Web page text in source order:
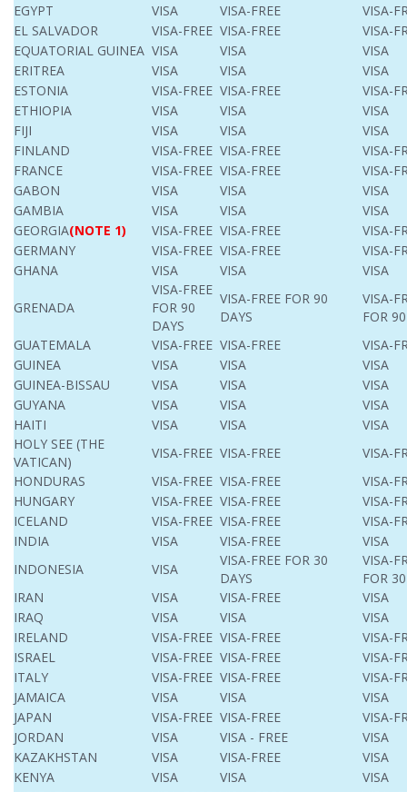
EGYPT
VISA VISA-FREE
VISA-
EL SALVADOR
VISA-FREE VISA-FREE
VISA-
EQUATORIAL GUINEA VISA VISA
VISA
ERITREA
VISA VISA
VISA
ESTONIA
VISA-FREE VISA-FREE
VISA-
ETHIOPIA
VISA VISA
VISA
FIJI
VISA VISA
VISA
FINLAND
VISA-FREE VISA-FREE
VISA-
FRANCE
VISA-FREE VISA-FREE
VISA-
GABON
VISA VISA
VISA
GAMBIA
VISA VISA
VISA
GEORGIA(NOTE 1) VISA-FREE VISA-FREE
VISA-
GERMANY
VISA-FREE VISA-FREE
VISA-
GHANA
VISA VISA VISA
GRENADA
VISA-FREE
FOR 90
DAYS
VISA-FREE FOR 90
DAYS
VISA-
FOR
GUATEMALA
VISA-FREE VISA-FREE
VISA-
GUINEA
VISA VISA
VISA
GUINEA-BISSAU
VISA VISA
VISA
GUYANA
VISA VISA
VISA
HAITI
VISA VISA
VISA
HOLY SEE (THE
VATICAN)
VISA-FREE VISA-FREE
VISA-
HONDURAS
VISA-FREE VISA-FREE
VISA-
HUNGARY
VISA-FREE VISA-FREE
VISA-
ICELAND
VISA-FREE VISA-FREE
VISA-
INDIA
VISA VISA-FREE
VISA
INDONESIA
VISA
VISA-FREE FOR 30
DAYS
VISA-
FOR
IRAN
VISA VISA-FREE
VISA
IRAQ
VISA VISA
VISA
IRELAND
VISA-FREE VISA-FREE
VISA-
ISRAEL
VISA-FREE VISA-FREE
VISA-
ITALY
VISA-FREE VISA-FREE
VISA-
JAMAICA
VISA VISA
VISA
JAPAN
VISA-FREE VISA-FREE
VISA-
JORDAN
VISA VISA - FREE
VISA
KAZAKHSTAN
VISA VISA-FREE
VISA
KENYA
VISA VISA
VISA